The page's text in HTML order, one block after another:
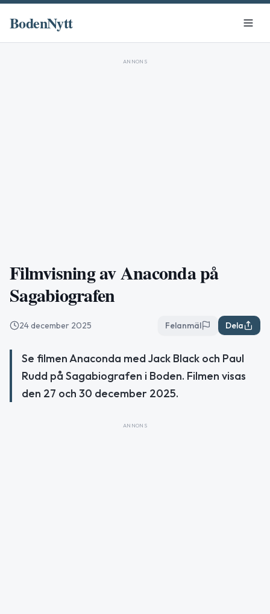
BodenNytt
ANNONS
Filmvisning av Anaconda på
Sagabiografen
24 december 2025 Felanmäl Dela
Se filmen Anaconda med Jack Black och Paul
Rudd på Sagabiografen i Boden. Filmen visas
den 27 och 30 december 2025.
ANNONS